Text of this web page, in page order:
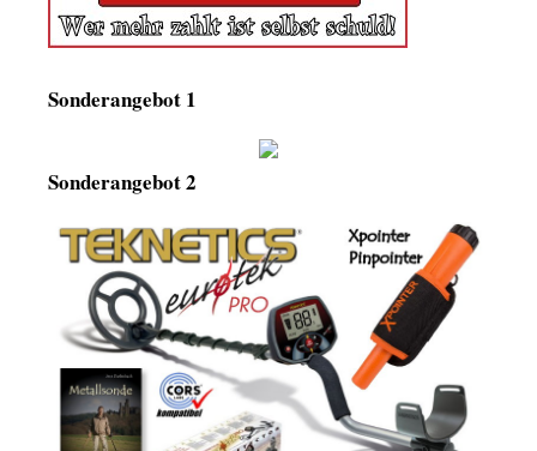
Sonderangebot 1
Sonderangebot 2